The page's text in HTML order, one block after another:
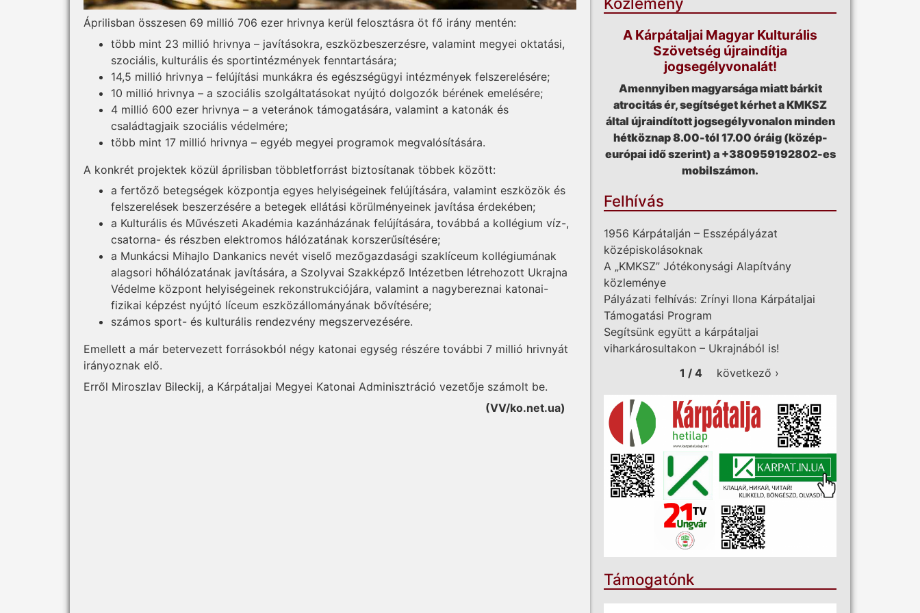
Áprilisban összesen 69 millió 706 ezer hrivnya kerül felosztásra öt fő irány mentén:
több mint 23 millió hrivnya – javításokra, eszközbeszerzésre, valamint megyei oktatási,
szociális, kulturális és sportintézmények fenntartására;
14,5 millió hrivnya – felújítási munkákra és egészségügyi intézmények felszerelésére;
10 millió hrivnya – a szociális szolgáltatásokat nyújtó dolgozók bérének emelésére;
4 millió 600 ezer hrivnya – a veteránok támogatására, valamint a katonák és
családtagjaik szociális védelmére;
több mint 17 millió hrivnya – egyéb megyei programok megvalósítására.
A konkrét projektek közül áprilisban többletforrást biztosítanak többek között:
a fertőző betegségek központja egyes helyiségeinek felújítására, valamint eszközök és
felszerelések beszerzésére a betegek ellátási körülményeinek javítása érdekében;
a Kulturális és Művészeti Akadémia kazánházának felújítására, továbbá a kollégium víz-,
csatorna- és részben elektromos hálózatának korszerűsítésére;
a Munkácsi Mihajlo Dankanics nevét viselő mezőgazdasági szaklíceum kollégiumának
alagsori hőhálózatának javítására, a Szolyvai Szakképző Intézetben létrehozott Ukrajna
Védelme központ helyiségeinek rekonstrukciójára, valamint a nagybereznai katonai-
fizikai képzést nyújtó líceum eszközállományának bővítésére;
számos sport- és kulturális rendezvény megszervezésére.
Emellett a már betervezett forrásokból négy katonai egység részére további 7 millió hrivnyát
irányoznak elő.
Erről Miroszlav Bileckij, a Kárpátaljai Megyei Katonai Adminisztráció vezetője számolt be.
(VV/ko.net.ua)
A Kárpátaljai Magyar Kulturális
Szövetség újraindítja
jogsegélyvonalát!
Amennyiben magyarsága miatt bárkit
atrocitás ér, segítséget kérhet a KMKSZ
által újraindított jogsegélyvonalon minden
hétköznap 8.00-tól 17.00 óráig (közép-
európai idő szerint) a +380959192802-es
mobilszámon.
Felhívás
1956 Kárpátalján – Esszépályázat
középiskolásoknak
A „KMKSZ” Jótékonysági Alapítvány
közleménye
Pályázati felhívás: Zrínyi Ilona Kárpátaljai
Támogatási Program
Segítsünk együtt a kárpátaljai
viharkárosultakon – Ukrajnából is!
1 / 4
következő ›
Támogatónk